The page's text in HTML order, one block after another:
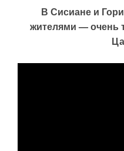
В Сисиане и
жителями — очень